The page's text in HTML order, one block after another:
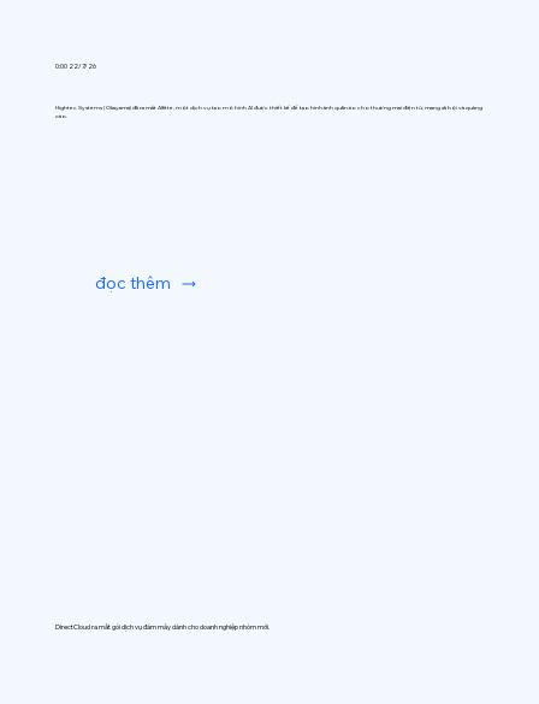
0:00 22/7/26
Hightec Systems (Okayama) đã ra mắt AIfitte, một dịch vụ tạo mô hình AI được thiết kế để tạo hình ảnh quần áo cho thương mại điện tử, mạng xã hội và quảng
cáo.
đọc thêm
DirectCloud ra mắt gói dịch vụ đám mây dành cho doanh nghiệp nhóm mới.